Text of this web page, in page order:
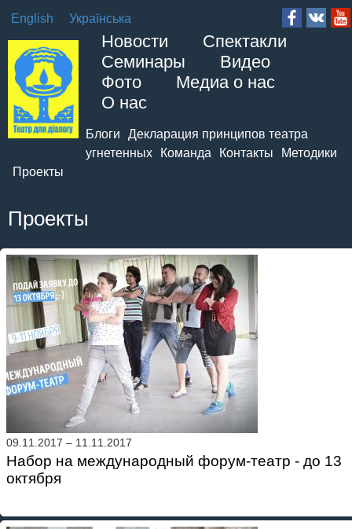
Новости
Спектакли
Семинары
Видео
Фото
Медиа о нас
О нас
Блоги
Декларация принципов театра
угнетенных
Команда Контакты
Методики
Проекты
English Українська
Проекты
09.11.2017 – 11.11.2017
Набор на международный форум-театр - до 13
октября